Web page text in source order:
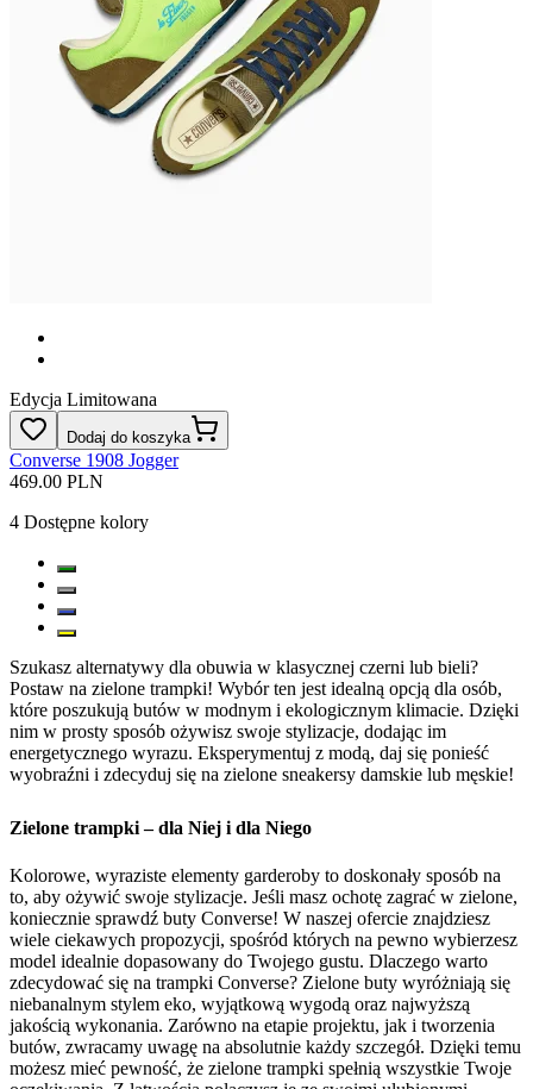
Edycja Limitowana
Dodaj do koszyka
Converse 1908 Jogger
469.00 PLN
4 Dostępne kolory
Szukasz alternatywy dla obuwia w klasycznej czerni lub bieli?
Postaw na zielone trampki! Wybór ten jest idealną opcją dla osób,
które poszukują butów w modnym i ekologicznym klimacie. Dzięki
nim w prosty sposób ożywisz swoje stylizacje, dodając im
energetycznego wyrazu. Eksperymentuj z modą, daj się ponieść
wyobraźni i zdecyduj się na zielone sneakersy damskie lub męskie!
Zielone trampki – dla Niej i dla Niego
Kolorowe, wyraziste elementy garderoby to doskonały sposób na
to, aby ożywić swoje stylizacje. Jeśli masz ochotę zagrać w zielone,
koniecznie sprawdź buty Converse! W naszej ofercie znajdziesz
wiele ciekawych propozycji, spośród których na pewno wybierzesz
model idealnie dopasowany do Twojego gustu. Dlaczego warto
zdecydować się na trampki Converse? Zielone buty wyróżniają się
niebanalnym stylem eko, wyjątkową wygodą oraz najwyższą
jakością wykonania. Zarówno na etapie projektu, jak i tworzenia
butów, zwracamy uwagę na absolutnie każdy szczegół. Dzięki temu
możesz mieć pewność, że zielone trampki spełnią wszystkie Twoje